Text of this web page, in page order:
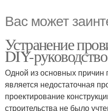
Вас может
Устранение
DIY-руководство
Одной из основных причин
является недостаточная
проектирование
строительства не было